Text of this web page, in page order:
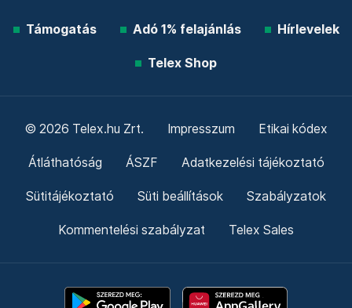
Támogatás Adó 1% felajánlás Hírlevelek
Telex Shop
© 2026 Telex.hu Zrt. Impresszum Etikai kódex
Átláthatóság ÁSZF Adatkezelési tájékoztató
Sütitájékoztató Süti beállítások Szabályzatok
Kommentelési szabályzat Telex Sales